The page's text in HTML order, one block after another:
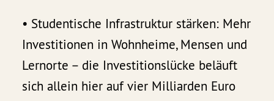
• Studentische Infrastruktur stärken: Mehr
Investitionen in Wohnheime, Mensen und
Lernorte – die Investitionslücke beläuft
sich allein hier auf vier Milliarden Euro